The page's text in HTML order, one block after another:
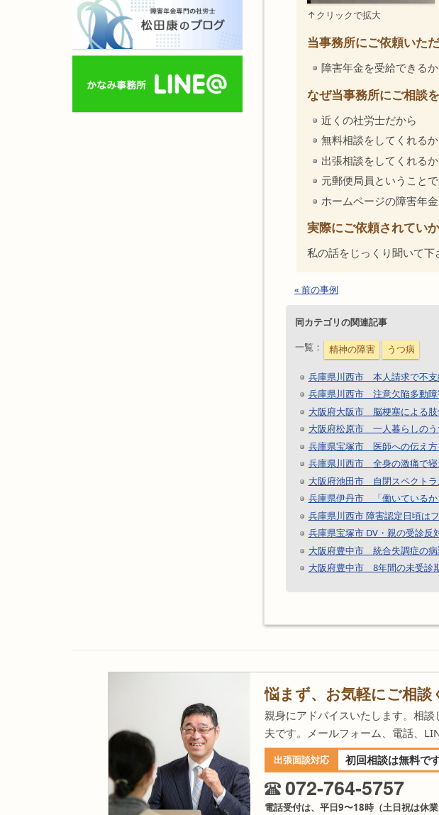
↑クリックで拡大
当事務所にご依頼いた
障害年金を受給できる
なぜ当事務所にご相談
近くの社労士だから
無料相談をしてくれる
出張相談をしてくれる
元郵便局員ということ
ホームページの障害年
実際にご依頼されてい
私の話をじっくり聞いて下
« 前の事例
同カテゴリの関連記事
一覧：
精神の障害 うつ病
兵庫県川西市 本人請求で不
兵庫県川西市 注意欠陥多動
大阪府大阪市 脳梗塞による肢
大阪府松原市 一人暮らしの
兵庫県宝塚市 医師への伝え方
兵庫県川西市 全身の激痛で
大阪府池田市 自閉スペクトラ
兵庫県伊丹市 「働いているか
兵庫県川西市 障害認定日頃は
兵庫県宝塚市 DV・親の受診反
大阪府豊中市 統合失調症の病
大阪府豊中市 8年間の未受診
悩まず、お気軽にご相談
親身にアドバイスいたします。相
夫です。メールフォーム、電話、
出張面談対応 初回相談は無料で
072-764-5757
電話受付は、平日9〜18時（土日祝は休業